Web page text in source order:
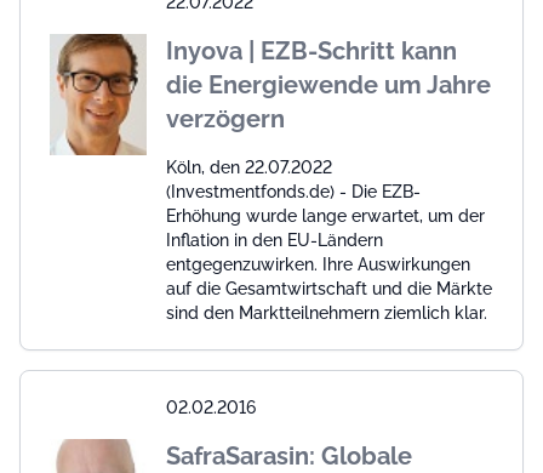
Inyova | EZB-Schritt kann
die Energiewende um Jahre
verzögern
Köln, den 22.07.2022
(Investmentfonds.de) - Die EZB-
Erhöhung wurde lange erwartet, um der
Inflation in den EU-Ländern
entgegenzuwirken. Ihre Auswirkungen
auf die Gesamtwirtschaft und die Märkte
sind den Marktteilnehmern ziemlich klar.
02.02.2016
SafraSarasin: Globale